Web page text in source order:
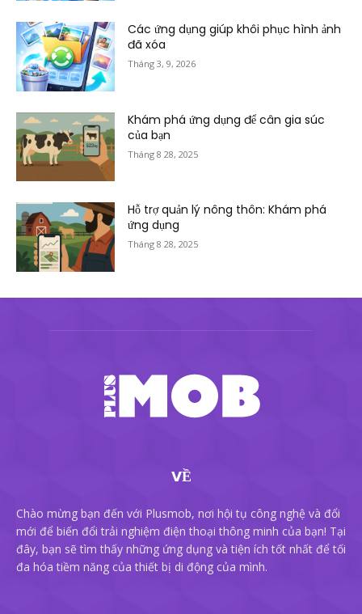
Các ứng dụng giúp khôi phục hình ảnh
đã xóa
Tháng 3, 9, 2026
Khám phá ứng dụng để cân gia súc
của bạn
Tháng 8 28, 2025
Hỗ trợ quản lý nông thôn: Khám phá
ứng dụng
Tháng 8 28, 2025
VỀ
Chào mừng bạn đến với Plusmob, nơi hội tụ công nghệ và đổi
mới để biến đổi trải nghiệm điện thoại thông minh của bạn! Tại
đây, bạn sẽ tìm thấy những ứng dụng và tiện ích tốt nhất để tối
đa hóa tiềm năng của thiết bị di động của mình.